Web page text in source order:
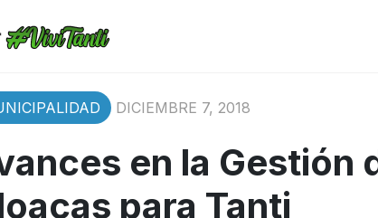
DICIEMBRE 7, 2018
en la Gestión
para Tanti